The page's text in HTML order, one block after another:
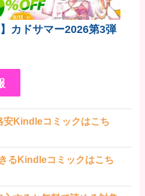
カドサマー2026第3弾
安Kindleコミックはこち
るKindleコミックはこち